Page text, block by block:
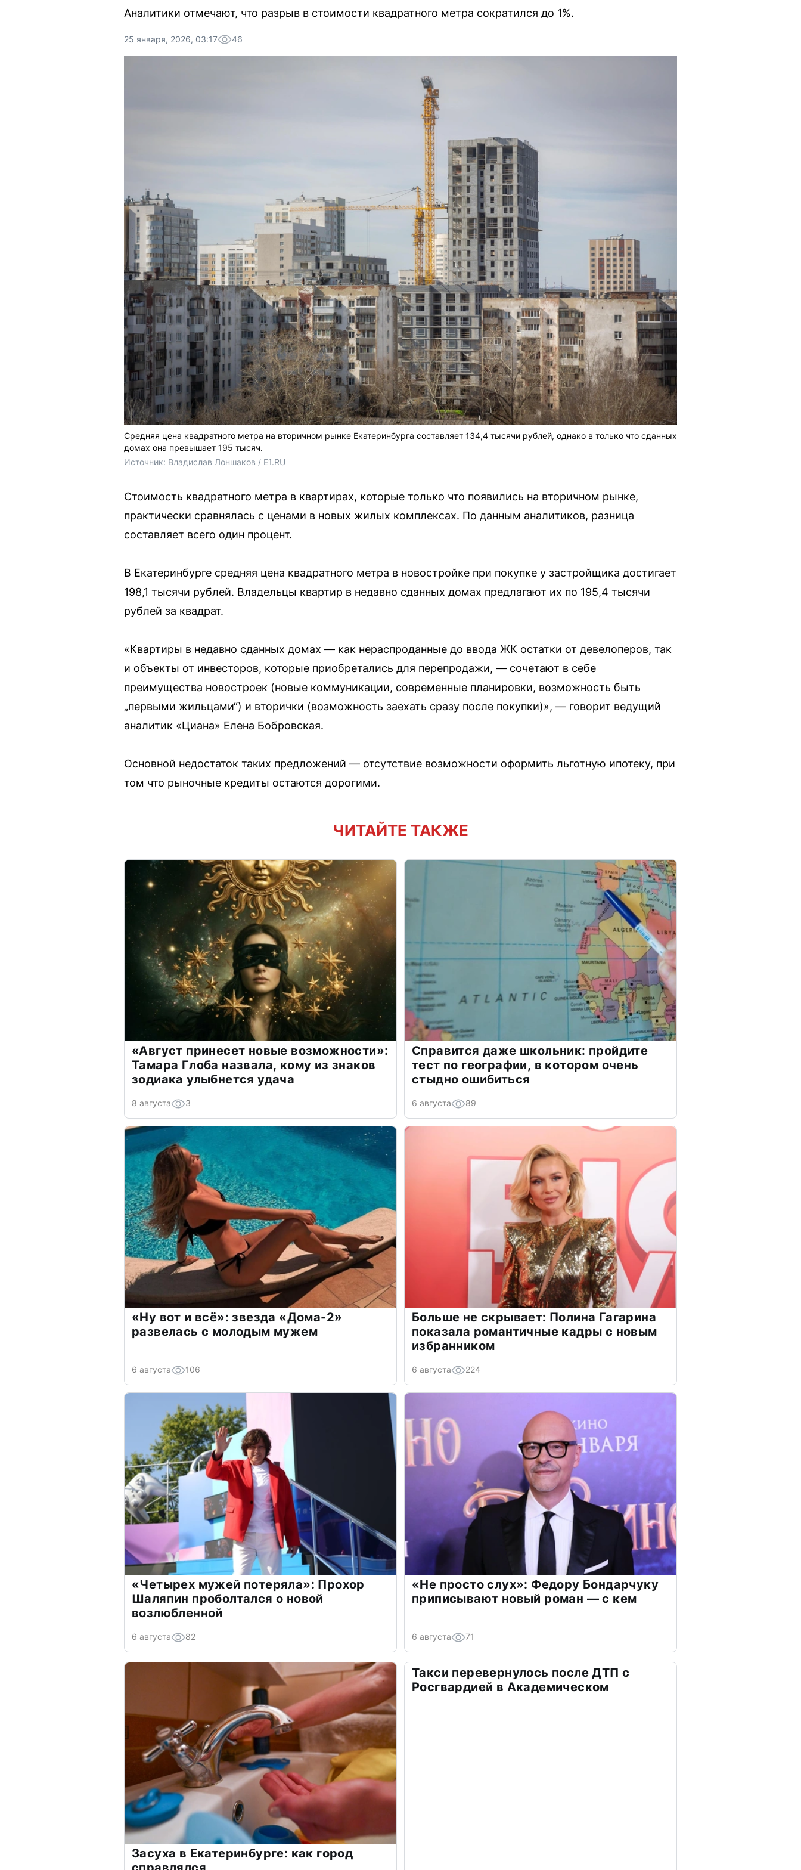
Аналитики отмечают, что разрыв в стоимости квадратного метра сократился до 1%.
25 января, 2026, 03:17 46
Средняя цена квадратного метра на вторичном рынке Екатеринбурга составляет 134,4 тысячи рублей, однако в только что сданных
домах она превышает 195 тысяч.
Источник: Владислав Лоншаков / E1.RU
Стоимость квадратного метра в квартирах, которые только что появились на вторичном рынке,
практически сравнялась с ценами в новых жилых комплексах. По данным аналитиков, разница
составляет всего один процент.
В Екатеринбурге средняя цена квадратного метра в новостройке при покупке у застройщика достигает
198,1 тысячи рублей. Владельцы квартир в недавно сданных домах предлагают их по 195,4 тысячи
рублей за квадрат.
«Квартиры в недавно сданных домах — как нераспроданные до ввода ЖК остатки от девелоперов, так
и объекты от инвесторов, которые приобретались для перепродажи, — сочетают в себе
преимущества новостроек (новые коммуникации, современные планировки, возможность быть
„первыми жильцами“) и вторички (возможность заехать сразу после покупки)», — говорит ведущий
аналитик «Циана» Елена Бобровская.
Основной недостаток таких предложений — отсутствие возможности оформить льготную ипотеку, при
том что рыночные кредиты остаются дорогими.
ЧИТАЙТЕ ТАКЖЕ
«Август принесет новые возможности»:
Тамара Глоба назвала, кому из знаков
зодиака улыбнется удача
8 августа 3
Справится даже школьник: пройдите
тест по географии, в котором очень
стыдно ошибиться
6 августа 89
«Ну вот и всё»: звезда «Дома-2»
развелась с молодым мужем
6 августа 106
Больше не скрывает: Полина Гагарина
показала романтичные кадры с новым
избранником
6 августа 224
«Четырех мужей потеряла»: Прохор
Шаляпин проболтался о новой
возлюбленной
6 августа 82
«Не просто слух»: Федору Бондарчуку
приписывают новый роман — с кем
6 августа 71
Засуха в Екатеринбурге: как город
Такси перевернулось после ДТП с
Росгвардией в Академическом